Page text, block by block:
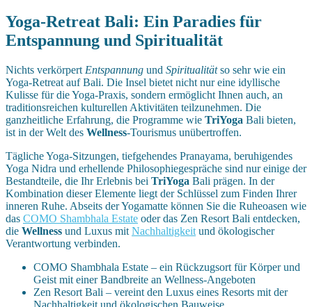
Yoga-Retreat Bali: Ein Paradies für
Entspannung und Spiritualität
Nichts verkörpert Entspannung und Spiritualitätso sehr wie ein
Yoga-Retreat auf Bali. Die Insel bietet nicht nur eine idyllische
Kulisse für die Yoga-Praxis, sondern ermöglicht Ihnen auch, an
traditionsreichen kulturellen Aktivitäten teilzunehmen. Die
ganzheitliche Erfahrung, die Programme wie TriYoga Bali bieten,
ist in der Welt des Wellness-Tourismus unübertroffen.
Tägliche Yoga-Sitzungen, tiefgehendes Pranayama, beruhigendes
Yoga Nidra und erhellende Philosophiegespräche sind nur einige der
Bestandteile, die Ihr Erlebnis bei TriYoga Bali prägen. In der
Kombination dieser Elemente liegt der Schlüssel zum Finden Ihrer
inneren Ruhe. Abseits der Yogamatte können Sie die Ruheoasen wie
das COMO Shambhala Estate oder das Zen Resort Bali entdecken,
die Wellness und Luxus mit Nachhaltigkeit und ökologischer
Verantwortung verbinden.
COMO Shambhala Estate – ein Rückzugsort für Körper und
Geist mit einer Bandbreite an Wellness-Angeboten
Zen Resort Bali – vereint den Luxus eines Resorts mit der
Nachhaltigkeit und ökologischen Bauweise